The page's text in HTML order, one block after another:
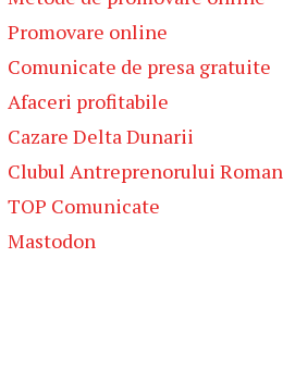
Promovare online
Comunicate de presa gratuite
Afaceri profitabile
Cazare Delta Dunarii
Clubul Antreprenorului Roman
TOP Comunicate
Mastodon